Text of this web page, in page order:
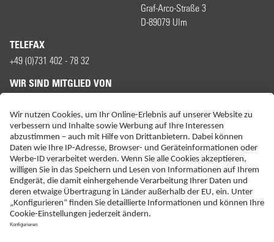
Graf-Arco-Straße 3
D-89079 Ulm
TELEFAX
+49 (0)731 402 - 78 32
WIR SIND MITGLIED VON
ERKLÄRUNG ZUR BARRIEREFREIHEIT
IMPRESSUM
KONTAKT
NEBENWIRKUNGSANZEIGEN